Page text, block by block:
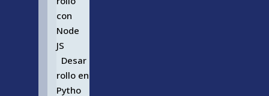
con
Node
JS
Desar
rollo en
Pytho